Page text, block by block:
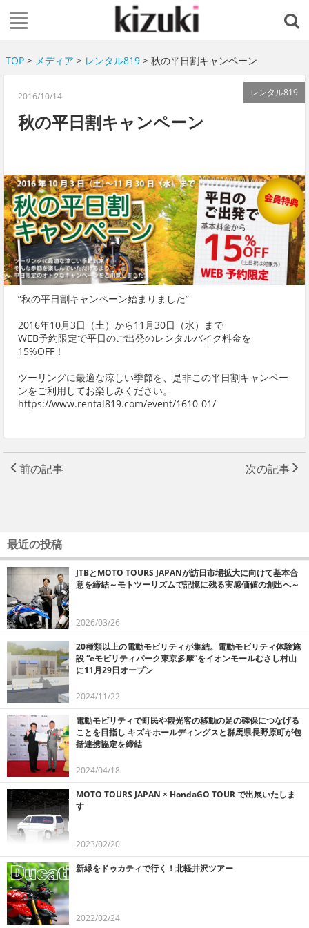
TOP> メディア > レンタル819> 秋の平日割キャンペーン
レンタル819
2016/10/14
秋の平日割キャンペーン
”秋の平日割キャンペーン始まりました”
2016年10月3日（土）から11月30日（水）まで
WEB予約限定で平日のご出発のレンタルバイク料金を
15%OFF！
ツーリングに最適な涼しい季節を、是非この平日割キャンペー
ンをご利用してお楽しみください。
https://www.rental819.com/event/1610-01/
前の記事 次の記事
最近の投稿
JTBとMOTO TOURS JAPANが訪日市場拡大に向けて基本合
意を締結～モトツーリズムで記憶に残る実感価値の創出へ～
2026/03/26
20種類以上の電動モビリティが集結。電動モビリティ体験施
設 “eモビリティパーク東京多摩”をイオンモールむさし村山
に11月29日オープン
2024/11/22
電動モビリティで町民や観光客の移動の足の確保につなげる
ことを目指し キズキホールディングスと群馬県長野原町が包
括連携協定を締結
2024/04/18
MOTO TOURS JAPAN × HondaGO TOUR で出展いたしま
す
2023/02/20
新緑をドゥカティで行く！北軽井沢ツアー
2022/02/24